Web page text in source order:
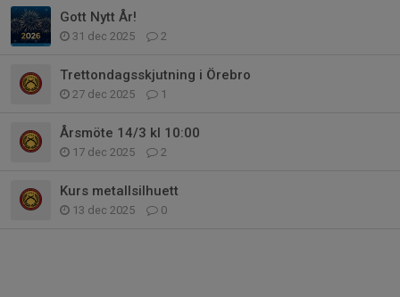
Gott Nytt År!
31 dec 2025 2
Trettondagsskjutning i Örebro
27 dec 2025 1
Årsmöte 14/3 kl 10:00
17 dec 2025 2
Kurs metallsilhuett
13 dec 2025 0